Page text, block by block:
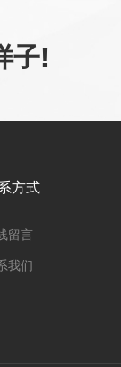
子!
方式
留言
我们